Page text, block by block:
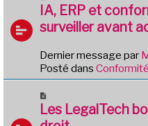
a
g
o
u
v
a
u
s
IA, ERP et
surveiller avant
Dernier message par
Posté dans Conformité
o
u
Les LegalTech